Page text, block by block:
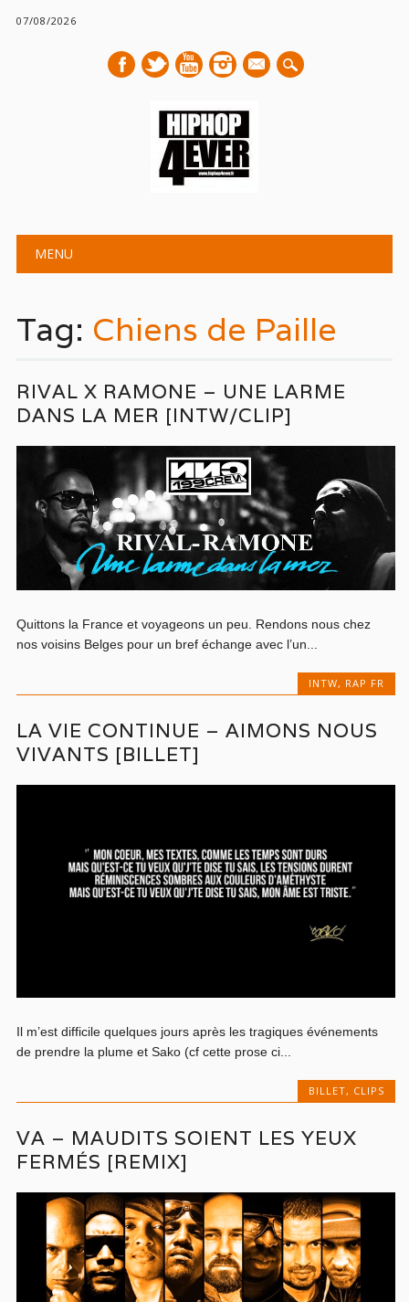
07/08/2026
mail
Main menu
MENU
Tag: Chiens de Paille
RIVAL X RAMONE – UNE LARME
DANS LA MER [INTW/CLIP]
Quittons la France et voyageons un peu. Rendons nous chez
nos voisins Belges pour un bref échange avec l’un...
INTW, RAP FR
LA VIE CONTINUE – AIMONS NOUS
VIVANTS [BILLET]
Il m’est difficile quelques jours après les tragiques événements
de prendre la plume et Sako (cf cette prose ci...
BILLET, CLIPS
VA – MAUDITS SOIENT LES YEUX
FERMÉS [REMIX]